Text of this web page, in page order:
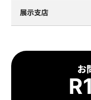
展示支店
お